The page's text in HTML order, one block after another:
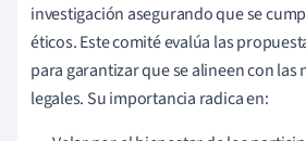
investigación asegurando que se
éticos. Este comité evalúa las
para garantizar que se alineen con las
legales. Su importancia radica en: